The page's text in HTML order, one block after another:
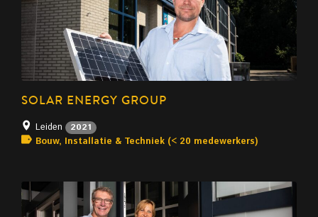
SOLAR ENERGY GROUP
Leiden 2021
Bouw, Installatie & Techniek (< 20 medewerkers)